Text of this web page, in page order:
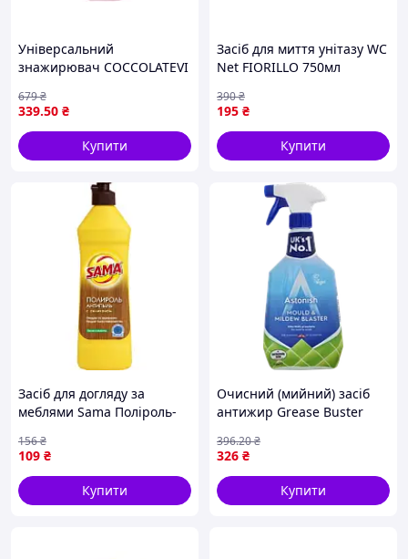
Універсальний
знажирювач COCCOLATEVI
тканин з ароматом
марсельського мила та
троянди
339.50 ₴
679₴
Купити
Засіб для миття унітазу WC
Net FIORILLO 750мл
санвузла видалення
запахів і бруду
195 ₴
390₴
Купити
Засіб для догляду за
меблями Sama Поліроль-
450 г (4820270631010)
(U0953671_BR)
109 ₴
156₴
Купити
Очисний (мийний) засіб
антижир Grease Buster
Великобританія
326 ₴
396.20₴
Купити